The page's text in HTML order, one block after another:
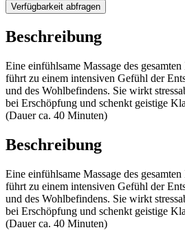
Verfügbarkeit abfragen
Beschreibung
Eine einfühlsame Massage des
führt zu einem intensiven Gefühl der
und des Wohlbefindens. Sie wirkt
bei Erschöpfung und schenkt geistige
(Dauer ca. 40 Minuten)
Beschreibung
Eine einfühlsame Massage des
führt zu einem intensiven Gefühl der
und des Wohlbefindens. Sie wirkt
bei Erschöpfung und schenkt geistige
(Dauer ca. 40 Minuten)